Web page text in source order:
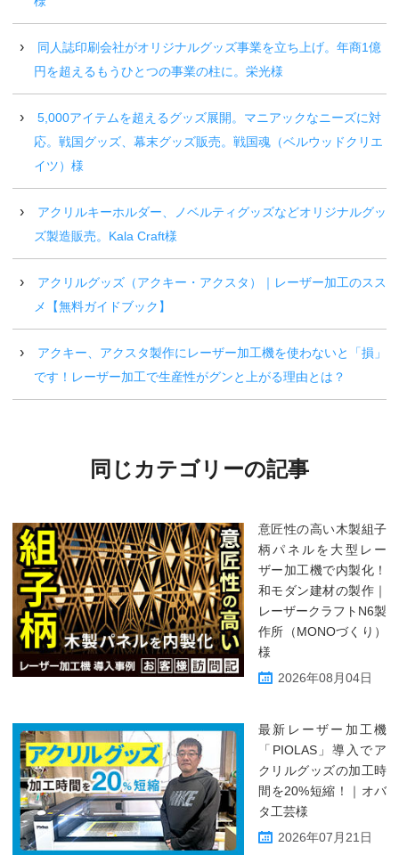
同人誌印刷会社がオリジナルグッズ事業を立ち上げ。年商1億
円を超えるもうひとつの事業の柱に。栄光様
5,000アイテムを超えるグッズ展開。マニアックなニーズに対
応。戦国グッズ、幕末グッズ販売。戦国魂（ベルウッドクリエ
イツ）様
アクリルキーホルダー、ノベルティグッズなどオリジナルグッ
ズ製造販売。Kala Craft様
アクリルグッズ（アクキー・アクスタ）｜レーザー加工のスス
メ【無料ガイドブック】
アクキー、アクスタ製作にレーザー加工機を使わないと「損」
です！レーザー加工で生産性がグンと上がる理由とは？
同じカテゴリーの記事
意匠性の高い木製組子
柄パネルを大型レー
ザー加工機で内製化！
和モダン建材の製作｜
レーザークラフトN6製
作所（MONOづくり）
様
2026年08月04日
最新レーザー加工機
「PIOLAS」導入でア
クリルグッズの加工時
間を20%短縮！｜オバ
タ工芸様
2026年07月21日